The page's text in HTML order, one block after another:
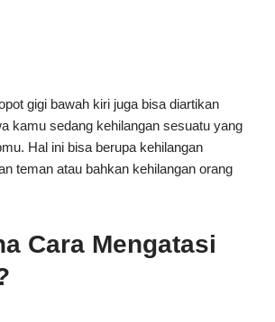
gigi bawah kiri juga bisa diartikan
kamu sedang kehilangan sesuatu yang
Hal ini bisa berupa kehilangan
teman atau bahkan kehilangan orang
Cara Mengatasi